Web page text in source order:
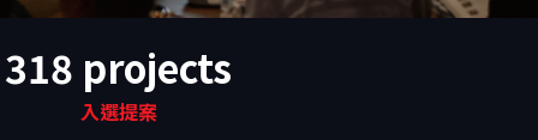
入選提案
318 projects